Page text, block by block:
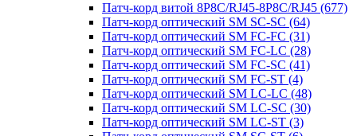
Патч-корд витой 8P8C/RJ45-8P8C/RJ45 (677)
Патч-корд оптический SM SC-SC (64)
Патч-корд оптический SM FC-FC (31)
Патч-корд оптический SM FC-LC (28)
Патч-корд оптический SM FC-SC (41)
Патч-корд оптический SM FC-ST (4)
Патч-корд оптический SM LC-LC (48)
Патч-корд оптический SM LC-SC (30)
Патч-корд оптический SM LC-ST (3)